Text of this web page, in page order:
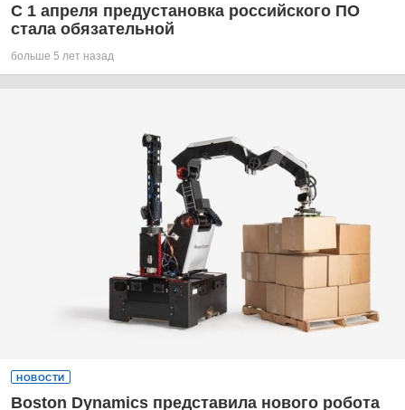
С 1 апреля предустановка российского ПО
стала обязательной
больше 5 лет назад
НОВОСТИ
Boston Dynamics представила нового робота